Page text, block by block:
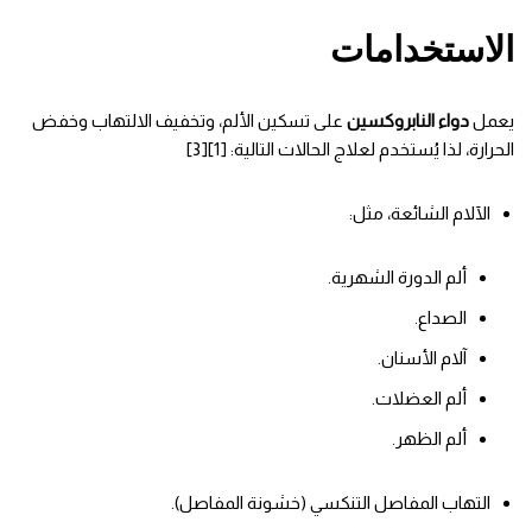
الاستخدامات
يعملدواء النابروكسين على تسكين الألم، وتخفيف الالتهاب وخفض
الحرارة، لذا يُستخدم لعلاج الحالات التالية: [1][3]
الآلام الشائعة، مثل:
ألم الدورة الشهرية.
الصداع.
آلام الأسنان.
ألم العضلات.
ألم الظهر.
التهاب المفاصل التنكسي (خشونة المفاصل).